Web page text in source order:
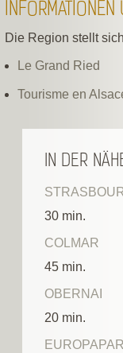
Die Region stellt
Le Grand Ried
Tourisme en
IN DER
30 min.
COLMAR
45 min.
OBERNAI
20 min.